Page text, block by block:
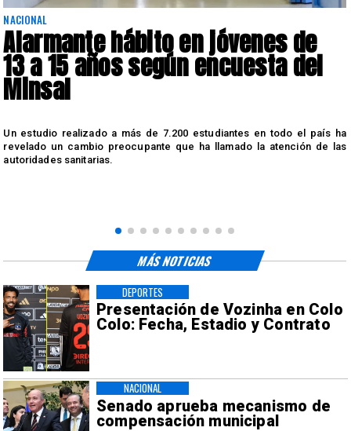
NACIONAL
Alarmante hábito en jóvenes de
13 a 15 años según encuesta del
Minsal
Un estudio realizado a más de 7.200 estudiantes en todo el país ha
revelado un cambio preocupante que ha llamado la atención de las
autoridades sanitarias.
Presentación de Vozinha en Colo
Colo: Fecha, Estadio y Contrato
DEPORTES
Senado aprueba mecanismo de
compensación municipal
NACIONAL
MÁS NOTICIAS